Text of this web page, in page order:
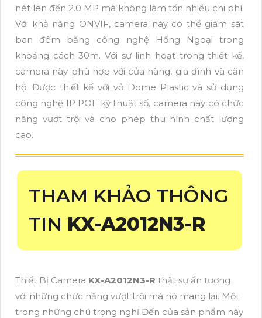
nét lên đến 2.0 MP mà không làm tốn nhiều chi phí.
Với khả năng ONVIF, camera này có thể giám sát
ban đêm bằng công nghệ Hồng Ngoại trong
khoảng cách 30m. Với sự linh hoạt trong thiết kế,
camera này phù hợp với cửa hàng, gia đình và căn
hộ. Được thiết kế với vỏ Dome Plastic và sử dụng
công nghệ IP POE kỹ thuật số, camera này có chức
năng vượt trội và cho phép thu hình chất lượng
cao.
THAM KHẢO THÔNG
TIN KX-A2012N3-R
Thiết Bị Camera KX-A2012N3-R thật sự ấn tượng
với những chức năng vượt trội mà nó mang lại. Một
trong những chú trọng nghĩ Đến của sản phẩm này